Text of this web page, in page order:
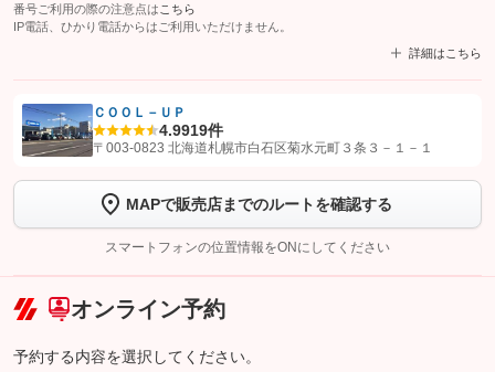
番号ご利用の際の注意点は こちら
IP電話、ひかり電話からはご利用いただけません。
詳細はこちら
【STEP1】認証画面でグーネットを友だち追加してから「許可する」ボタンを押
トーク画面で
ボタンをタップして問い合わせを
完了してください。
こちら
ＣＯＯＬ－ＵＰ
4.9919件
〒003-0823 北海道札幌市白石区菊水元町３条３－１－１
MAPで販売店までのルートを確認する
スマートフォンの位置情報をONにしてください
オンライン予約
予約する内容を選択してください。